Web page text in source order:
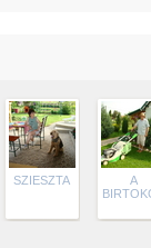
SZIESZTA
A